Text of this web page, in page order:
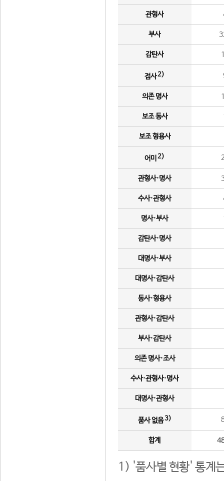
관형사
부사
감탄사
접사2)
의존 명사
보조 동사
보조 형용사
어미 2)
관형사·명사
수사·관형사
명사·부사
감탄사·명사
대명사·부사
대명사·감탄사
동사·형용사
관형사·감탄사
부사·감탄사
의존 명사·조사
수사·관형사·명사
대명사·관형사
품사 없음3)
합계
1) '품사별 현황' 통계